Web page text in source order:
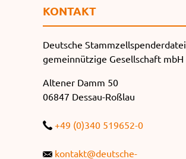
KONTAKT
Deutsche Stammzellspenderdatei
gemeinnützige Gesellschaft mbH
Altener Damm 50
06847 Dessau-Roßlau
+49 (0)340 519652-0
kontakt@deutsche-